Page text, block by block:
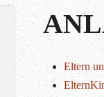
Eltern